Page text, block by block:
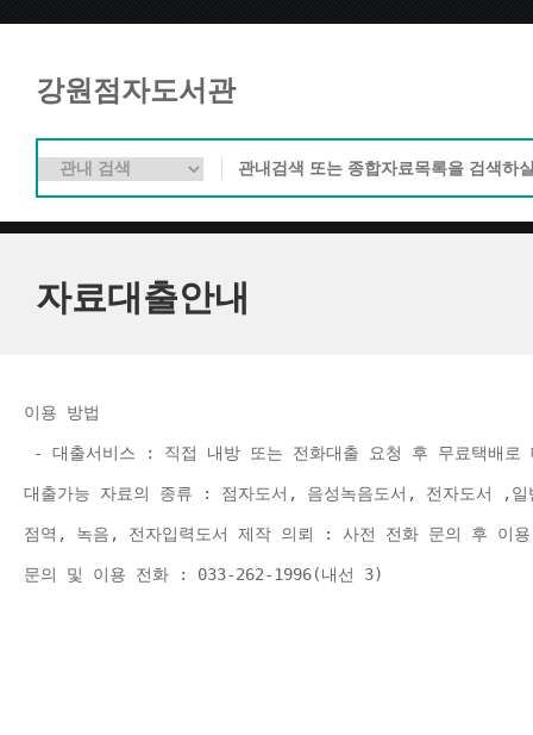
강원점자도서관
자료대출안내
이용 방법
- 대출서비스 : 직접 내방 또는 전화대출 요청 후 무료택배
대출가능 자료의 종류 : 점자도서, 음성녹음도서, 전자도서 ,
점역, 녹음, 전자입력도서 제작 의뢰 : 사전 전화 문의 후 이
문의 및 이용 전화 : 033-262-1996(내선 3)